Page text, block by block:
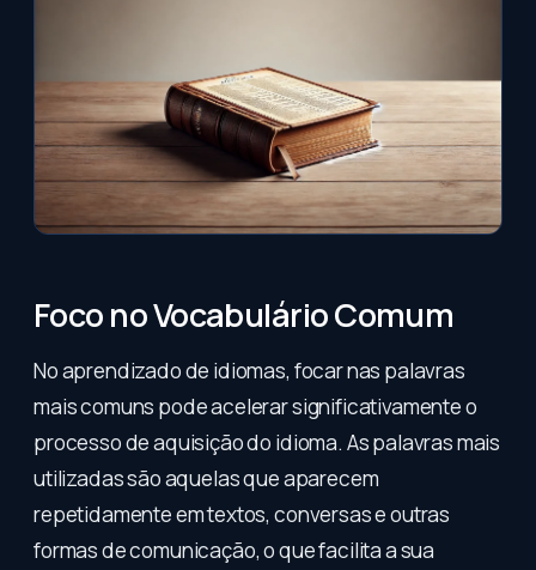
Foco no Vocabulário Comum
No aprendizado de idiomas, focar nas palavras
mais comuns pode acelerar significativamente o
processo de aquisição do idioma. As palavras mais
utilizadas são aquelas que aparecem
repetidamente em textos, conversas e outras
formas de comunicação, o que facilita a sua